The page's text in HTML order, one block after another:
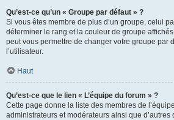
Qu’est-ce qu’un « Groupe par défaut » ?
Si vous êtes membre de plus d’un groupe, celui
déterminer le rang et la couleur de groupe
peut vous permettre de changer votre groupe par
l’utilisateur.
Haut
Qu’est-ce que le lien « L’équipe du forum » ?
Cette page donne la liste des membres de
administrateurs et modérateurs ainsi que